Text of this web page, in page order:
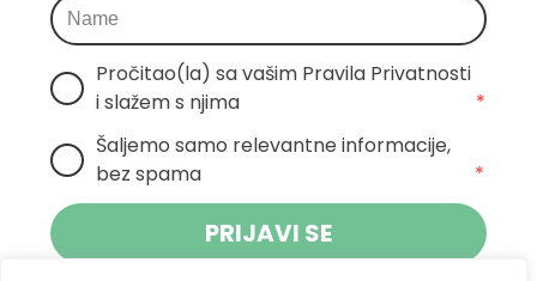
Pročitao(la) sa vašim Pravila Privatnosti
i slažem s njima
*
Šaljemo samo relevantne informacije,
bez spama
*
PRIJAVI SE